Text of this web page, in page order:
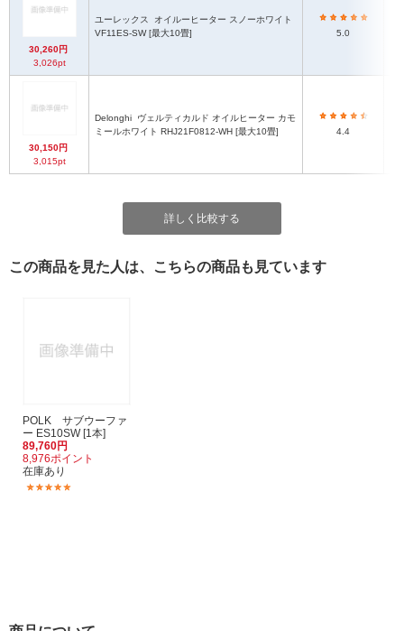
30,260円
3,026pt
ユーレックス
VF11ES-SW [最大10畳]
5.0
30,150円
3,015pt
Delonghi
ミールホワイト RHJ21F0812-WH [最大10畳]
4.4
詳しく比較する
この商品を見た人は、こちらの商品も見ています
POLK サブウーファ
ー ES10SW [1本]
89,760円
8,976ポイント
在庫あり